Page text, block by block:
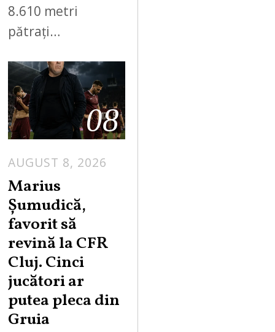
8.610 metri
pătrați…
08
AUGUST 8, 2026
Marius
Șumudică,
favorit să
revină la CFR
Cluj. Cinci
jucători ar
putea pleca din
Gruia